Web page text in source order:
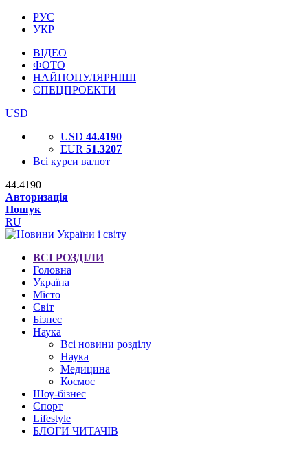
РУС
УКР
ВІДЕО
ФОТО
НАЙПОПУЛЯРНІШІ
СПЕЦПРОЕКТИ
USD
USD 44.4190
EUR 51.3207
Всі курси валют
44.4190
Авторизація
Пошук
RU
ВСІ РОЗДІЛИ
Головна
Україна
Місто
Світ
Бізнес
Наука
Всі новини розділу
Наука
Медицина
Космос
Шоу-бізнес
Спорт
Lifestyle
БЛОГИ ЧИТАЧІВ